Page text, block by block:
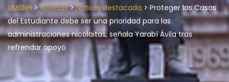
UMSNH >Noticias>Noticia destacada > Proteger las Casas
del Estudiante debe ser una prioridad para las
administraciones nicolaitas, señala Yarabí Ávila tras
refrendar apoyo